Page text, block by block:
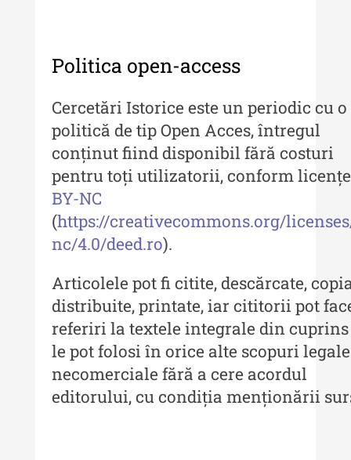
Politica open-access
Cercetări Istorice este un periodic cu o
politică de tip Open Acces, întregul
conținut fiind disponibil fără costuri
pentru toți utilizatorii, conform
BY-NC
(https://creativecommons.org/
nc/4.0/deed.ro).
Articolele pot fi citite, descărcate,
distribuite, printate, iar cititorii pot
referiri la textele integrale din cuprins
le pot folosi în orice alte scopuri
necomerciale fără a cere acordul
editorului, cu condiția menționării